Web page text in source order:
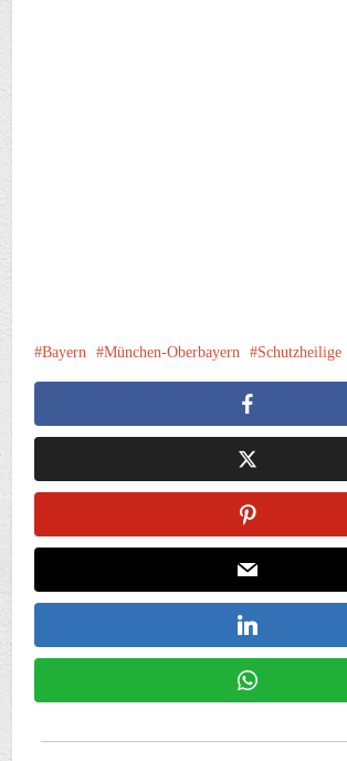
Bayern München-Oberbayern Schutzheilige